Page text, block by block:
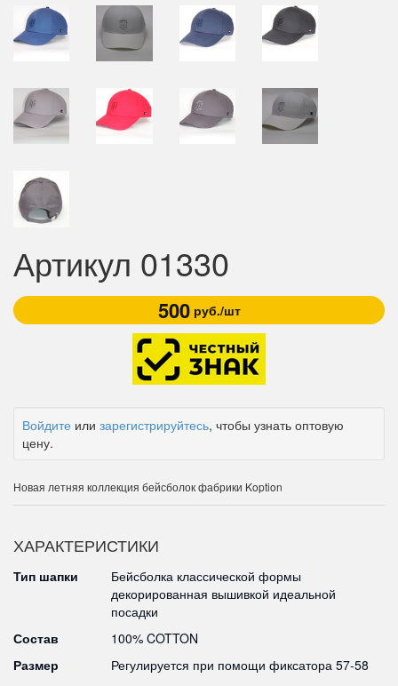
Артикул 01330
500руб./шт
Войдите или зарегистрируйтесь, чтобы узнать оптовую
цену.
Новая летняя коллекция бейсболок фабрики Koption
ХАРАКТЕРИСТИКИ
Тип шапки
Бейсболка классической формы
декорированная вышивкой идеальной
посадки
Состав
100% COTTON
Размер
Регулируется при помощи фиксатора 57-58